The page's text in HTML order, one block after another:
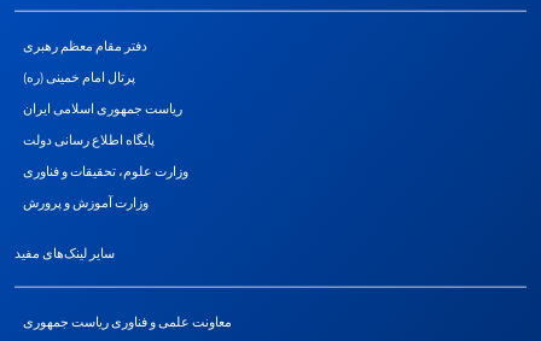
دفتر مقام معظم رهبری
پرتال امام خمینی (ره)
ریاست جمهوری اسلامی ایران
پایگاه اطلاع رسانی دولت
وزارت علوم، تحقیقات و فناوری
وزارت آموزش و پرورش
سایر لینک‌های مفید
معاونت علمی و فناوری ریاست جمهوری